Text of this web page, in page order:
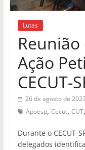
Lutas
Ação
CECUT-
26 de agosto de 2023
Apoesp, Cecut, CUT,
Durante o CECUT-
delegados